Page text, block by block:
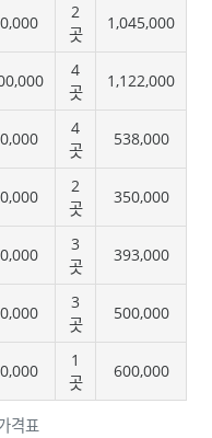
격표
2
곳
1,045,000
4
곳
1,122,000
4
곳
538,000
2
곳
350,000
3
곳
393,000
3
곳
500,000
1
곳
600,000